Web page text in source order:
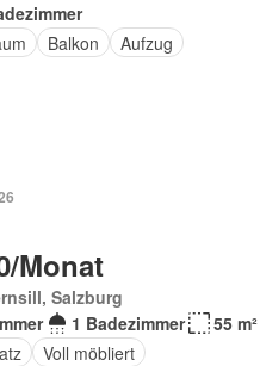
Balkon Aufzug
Monat
Salzburg
1 Badezimmer
55 m²
Voll möbliert